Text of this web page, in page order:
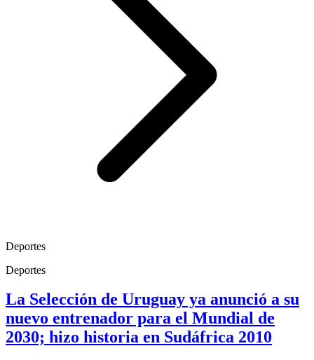
Deportes
Deportes
La Selección de Uruguay ya anunció a su
nuevo entrenador para el Mundial de
2030; hizo historia en Sudáfrica 2010